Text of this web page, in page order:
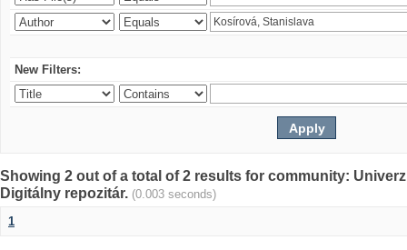
New Filters:
Showing 2 out of a total of 2 results for community:
Digitálny repozitár. (0.003 seconds)
1